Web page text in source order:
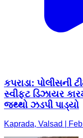
કપરાડા: પોલીસની
સ્વીફ્ટ ડિઝાયર
જથ્થો ઝડપી પાડ્યો
Kaprada, Valsad |